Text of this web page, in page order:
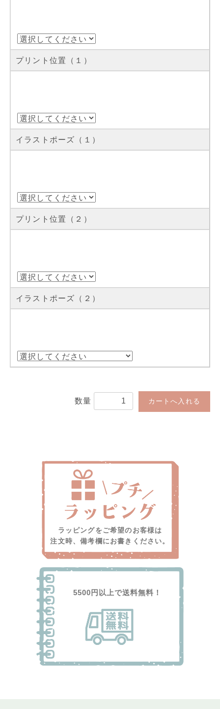
プリント位置（１）
イラストポーズ（１）
プリント位置（２）
イラストポーズ（２）
数量
ラッピングをご希望のお客様は
注文時、備考欄にお書きください。
5500円以上で送料無料！